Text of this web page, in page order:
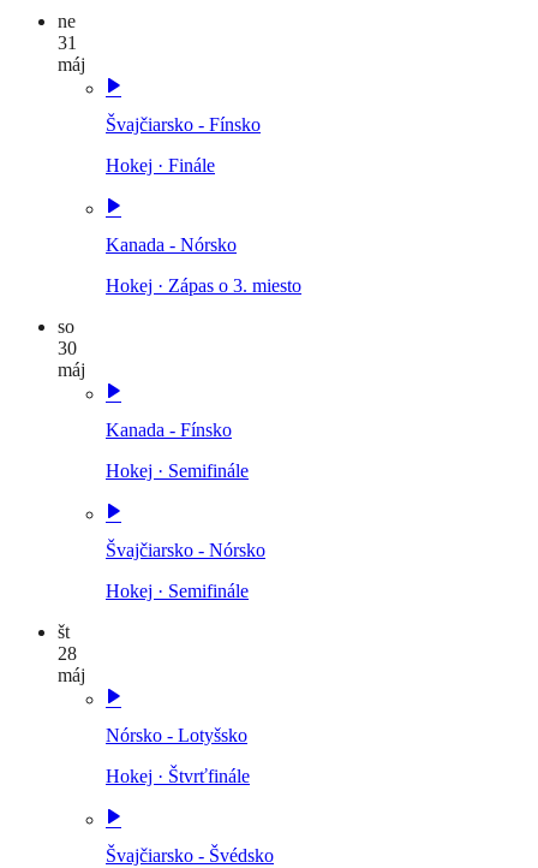
ne
31
máj
Švajčiarsko - Fínsko
Hokej · Finále
Kanada - Nórsko
Hokej · Zápas o 3. miesto
so
30
máj
Kanada - Fínsko
Hokej · Semifinále
Švajčiarsko - Nórsko
Hokej · Semifinále
št
28
máj
Nórsko - Lotyšsko
Hokej · Štvrťfinále
Švajčiarsko - Švédsko